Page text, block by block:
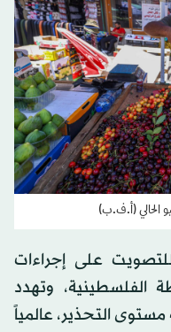
على إجراءات
الفلسطينية، وتهدد
التحذير، عالمياً